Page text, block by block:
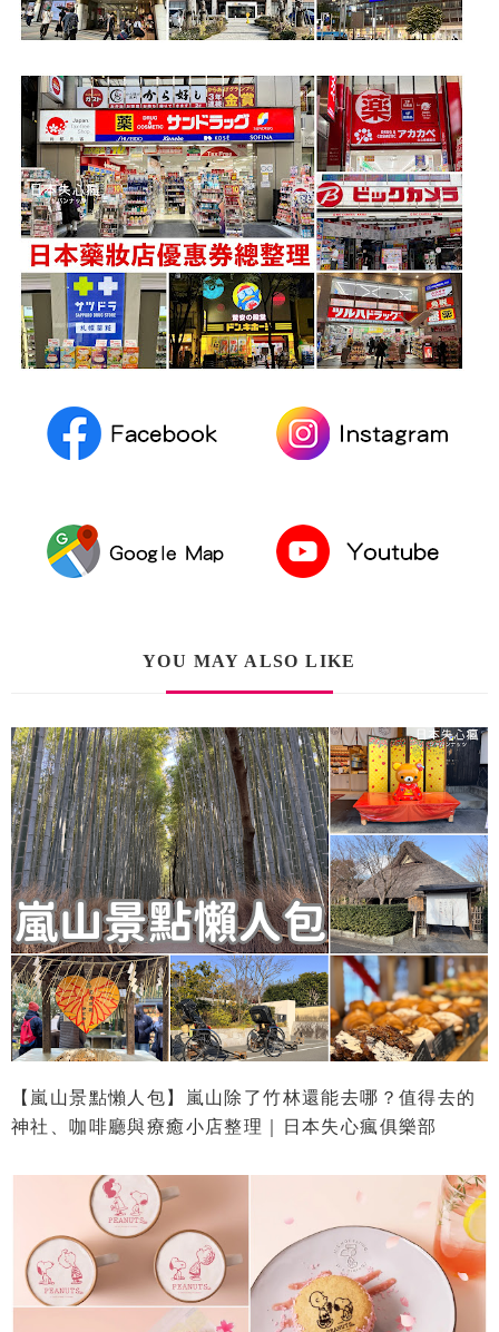
YOU MAY ALSO LIKE
【嵐山景點懶人包】嵐山除了竹林還能去哪？值得去的
神社、咖啡廳與療癒小店整理｜日本失心瘋俱樂部